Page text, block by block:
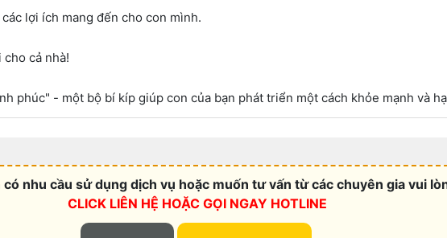
lợi ích mang đến cho con mình.
cả nhà!
phúc" - một bộ bí kíp giúp con của bạn phát triển một cách khỏe mạnh và
có nhu cầu sử dụng dịch vụ hoặc muốn tư vấn từ các chuyên gia vui
CLICK LIÊN HỆ HOẶC GỌI NGAY HOTLINE